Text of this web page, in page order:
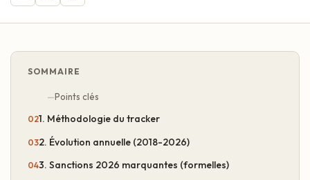
SOMMAIRE
Points clés
1. Méthodologie du tracker
2. Évolution annuelle (2018-2026)
3. Sanctions 2026 marquantes (formelles)